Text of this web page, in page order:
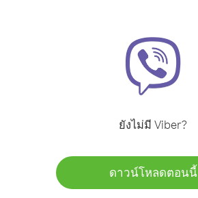
ยังไม่มี Viber?
ดาวน์โหลดตอนนี้